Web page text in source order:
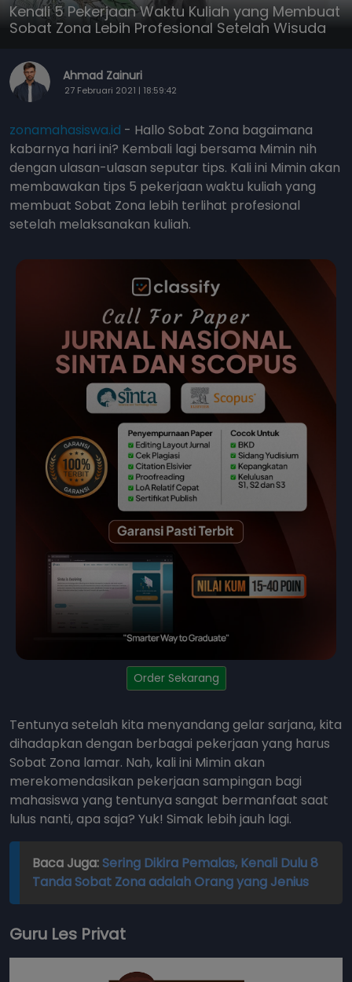
Kenali 5 Pekerjaan Waktu Kuliah yang Membuat
Sobat Zona Lebih Profesional Setelah Wisuda
Ahmad Zainuri
27 Februari 2021 | 18:59:42
zonamahasiswa.id - Hallo Sobat Zona bagaimana
kabarnya hari ini? Kembali lagi bersama Mimin nih
dengan ulasan-ulasan seputar tips. Kali ini Mimin akan
membawakan tips 5 pekerjaan waktu kuliah yang
membuat Sobat Zona lebih terlihat profesional
setelah melaksanakan kuliah.
Order Sekarang
Tentunya setelah kita menyandang gelar sarjana, kita
dihadapkan dengan berbagai pekerjaan yang harus
Sobat Zona lamar. Nah, kali ini Mimin akan
merekomendasikan pekerjaan sampingan bagi
mahasiswa yang tentunya sangat bermanfaat saat
lulus nanti, apa saja? Yuk! Simak lebih jauh lagi.
Baca Juga: Sering Dikira Pemalas, Kenali Dulu 8
Tanda Sobat Zona adalah Orang yang Jenius
Guru Les Privat